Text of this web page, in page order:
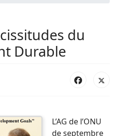
du
Durable
L’AG de l’ONU
de septembre